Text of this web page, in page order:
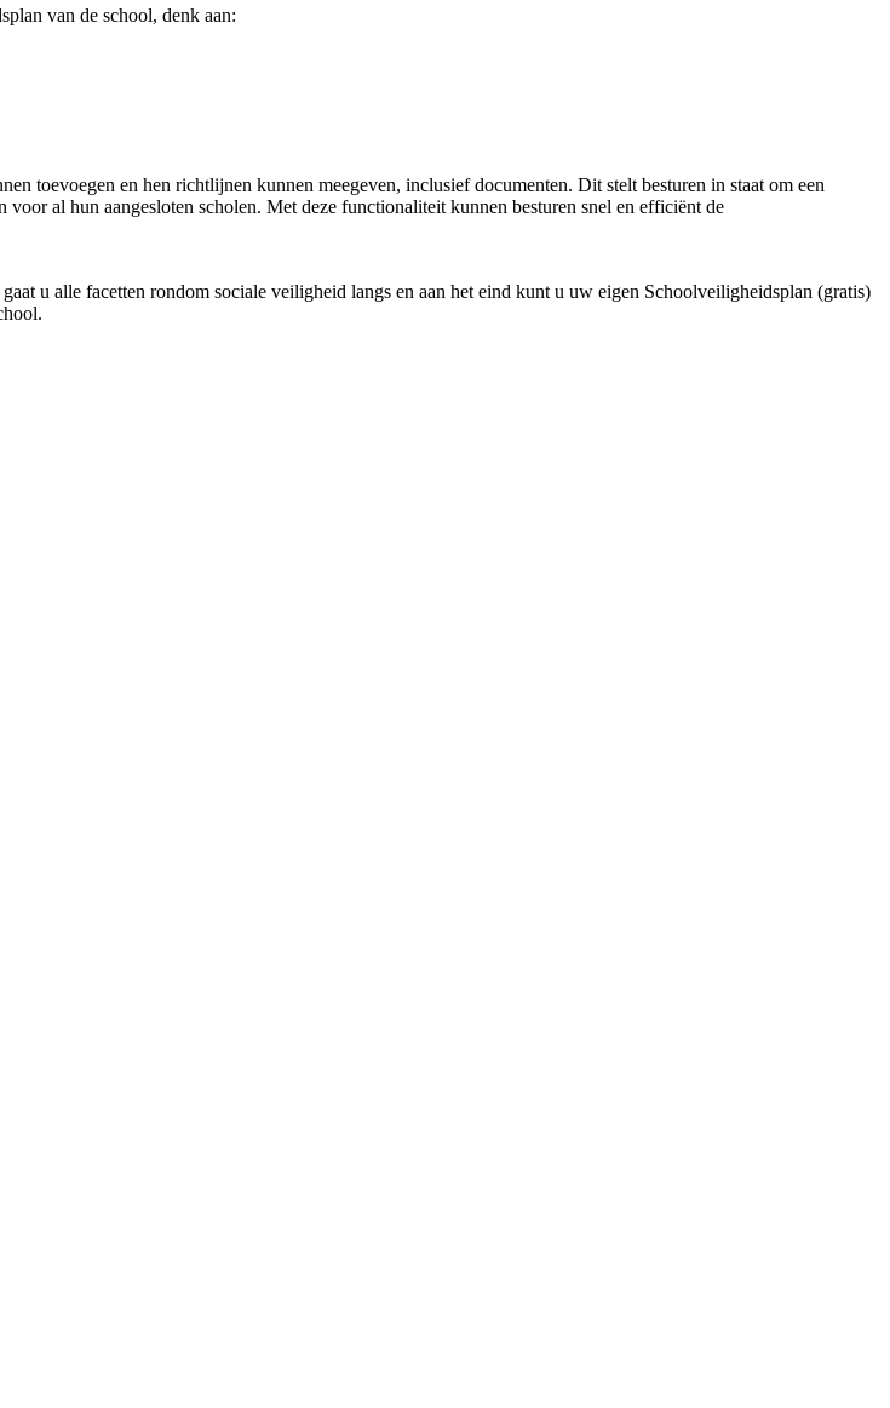
van de school, denk aan:
toevoegen en hen richtlijnen kunnen meegeven, inclusief documenten. Dit stelt besturen in staat om een
al hun aangesloten scholen. Met deze functionaliteit kunnen besturen snel en efficiënt de
u alle facetten rondom sociale veiligheid langs en aan het eind kunt u uw eigen Schoolveiligheidsplan (gratis)